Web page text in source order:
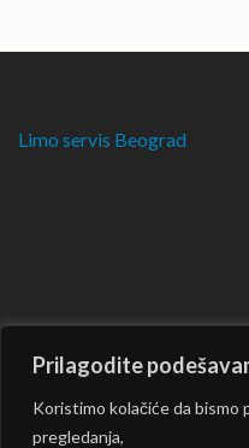
Prilagodite
Koristimo kolačiće da bismo
pregledanja,
Limo servis Beograd